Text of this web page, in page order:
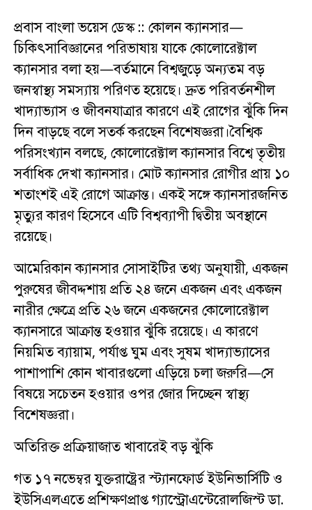
প্রবাস বাংলা ভয়েস ডেস্ক :: কোলন ক্যানসার—
চিকিৎসাবিজ্ঞানের পরিভাষায় যাকে কোলোরেক্টাল
ক্যানসার বলা হয়—বর্তমানে বিশ্বজুড়ে অন্যতম বড়
জনস্বাস্থ্য সমস্যায় পরিণত হয়েছে। দ্রুত পরিবর্তনশীল
খাদ্যাভ্যাস ও জীবনযাত্রার কারণে এই রোগের ঝুঁকি দিন
দিন বাড়ছে বলে সতর্ক করছেন বিশেষজ্ঞরা।বৈশ্বিক
পরিসংখ্যান বলছে, কোলোরেক্টাল ক্যানসার বিশ্বে তৃতীয়
সর্বাধিক দেখা ক্যানসার। মোট ক্যানসার রোগীর প্রায় ১০
শতাংশই এই রোগে আক্রান্ত। একই সঙ্গে ক্যানসারজনিত
মৃত্যুর কারণ হিসেবে এটি বিশ্বব্যাপী দ্বিতীয় অবস্থানে
রয়েছে।
আমেরিকান ক্যানসার সোসাইটির তথ্য অনুযায়ী, একজন
পুরুষের জীবদ্দশায় প্রতি ২৪ জনে একজন এবং একজন
নারীর ক্ষেত্রে প্রতি ২৬ জনে একজনের কোলোরেক্টাল
ক্যানসারে আক্রান্ত হওয়ার ঝুঁকি রয়েছে। এ কারণে
নিয়মিত ব্যায়াম, পর্যাপ্ত ঘুম এবং সুষম খাদ্যাভ্যাসের
পাশাপাশি কোন খাবারগুলো এড়িয়ে চলা জরুরি—সে
বিষয়ে সচেতন হওয়ার ওপর জোর দিচ্ছেন স্বাস্থ্য
বিশেষজ্ঞরা।
অতিরিক্ত প্রক্রিয়াজাত খাবারেই বড় ঝুঁকি
গত ১৭ নভেম্বর যুক্তরাষ্ট্রের স্ট্যানফোর্ড ইউনিভার্সিটি ও
ইউসিএলএতে প্রশিক্ষণপ্রাপ্ত গ্যাস্ট্রোএন্টেরোলজিস্ট ডা.